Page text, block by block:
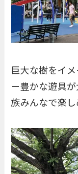
巨大な樹をイ
ー豊かな遊具
族みんなで楽し